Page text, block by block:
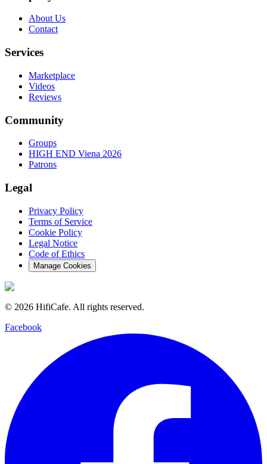
About Us
Contact
Services
Marketplace
Videos
Reviews
Community
Groups
HIGH END Viena 2026
Patrons
Legal
Privacy Policy
Terms of Service
Cookie Policy
Legal Notice
Code of Ethics
Manage Cookies
© 2026 HifiCafe. All rights reserved.
Facebook